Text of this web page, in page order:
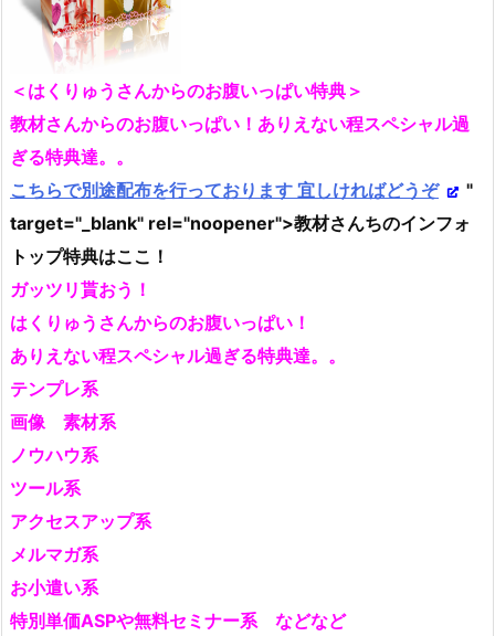
＜はくりゅうさんからのお腹いっぱい特典＞
教材さんからのお腹いっぱい！ありえない程スペシャル過
ぎる特典達。。
こちらで別途配布を行っております 宜しければどうぞ
"
target="_blank" rel="noopener">教材さんちのインフォ
トップ特典はここ！
ガッツリ貰おう！
はくりゅうさんからのお腹いっぱい！
ありえない程スペシャル過ぎる特典達。。
テンプレ系
画像 素材系
ノウハウ系
ツール系
アクセスアップ系
メルマガ系
お小遣い系
特別単価ASPや無料セミナー系 などなど